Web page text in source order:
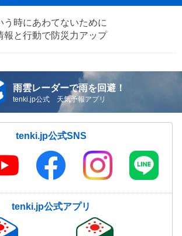
う時にあわてないために
報と行動で防災力アップ
雨雲レーダーで雨を回避！
tenki.jp公式 天気予報アプリ
tenki.jp公式SNS
tenki.jp公式アプリ